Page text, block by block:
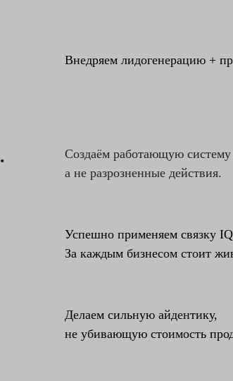
Внедряем лидогенерацию +
Создаём работающую
а не разрозненные действия.
Успешно применяем связку
За каждым бизнесом стоит
Делаем сильную айдентику,
не убивающую стоимость